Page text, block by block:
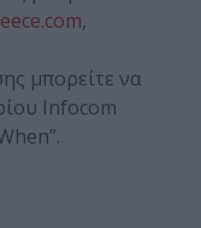
,
μπορείτε να
Infocom